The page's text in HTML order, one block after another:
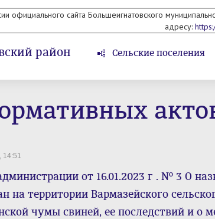
официального сайта Большеигнатовского
адресу:
район Сельские поселения
14:51
от 16.01.2023 г . № 3 О
на территории Вармазейского
чумы свиней, ее последствий и о